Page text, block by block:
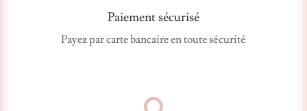
Paiement sécurisé
Payez par carte bancaire en toute sécurité